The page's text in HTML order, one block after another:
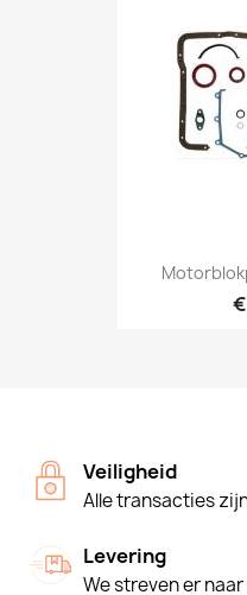
Veiligheid
Alle transacties
Levering
We streven er